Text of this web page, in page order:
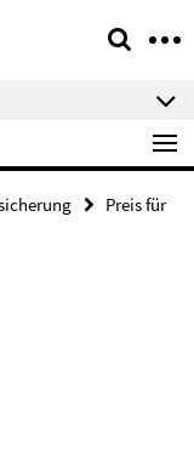
Preis für